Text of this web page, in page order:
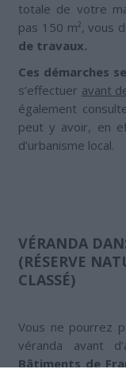
totale de votre
pas 150 m², vous
de travaux.
Ces démarches
s’effectuer avant
également
peut y avoir, en
d’urbanisme local.
VÉRANDA
(RÉSERVE
CLASSÉ)
Vous ne pourrez
véranda avant
Bâtiments de